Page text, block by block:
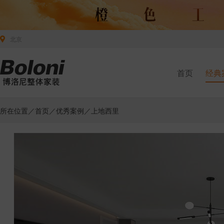
首页 经典
所在位置／首页 ／优秀案例 ／上地西里